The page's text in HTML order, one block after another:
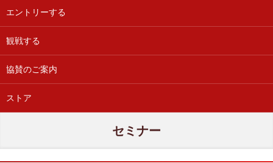
エントリーする
観戦する
協賛のご案内
ストア
セミナー